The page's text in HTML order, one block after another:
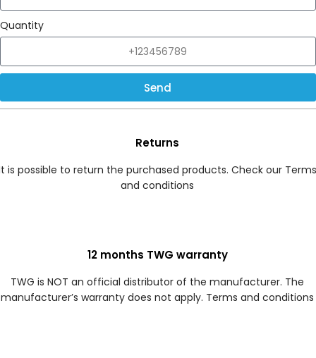
Quantity
Send
Returns
is possible to return the purchased products. Check our Terms
and conditions
12 months TWG warranty
TWG is NOT an official distributor of the manufacturer. The
manufacturer’s warranty does not apply. Terms and conditions